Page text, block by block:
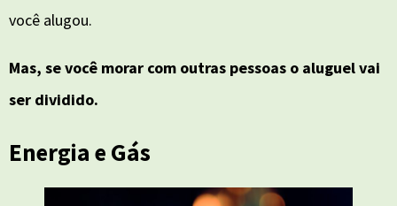
você alugou.
Mas, se você morar com outras pessoas o aluguel vai
ser dividido.
Energia e Gás